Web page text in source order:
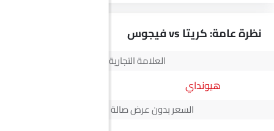
نظرة عامة: كريتا vs فيجوس
العلامة التجارية
هيونداي
السعر بدون عرض صالة العرض*